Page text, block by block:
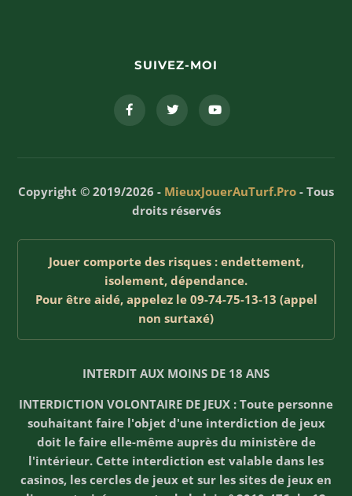
SUIVEZ-MOI
Copyright © 2019/2026 - MieuxJouerAuTurf.Pro - Tous
droits réservés
Jouer comporte des risques : endettement,
isolement, dépendance.
Pour être aidé, appelez le 09-74-75-13-13 (appel
non surtaxé)
INTERDIT AUX MOINS DE 18 ANS
INTERDICTION VOLONTAIRE DE JEUX : Toute personne
souhaitant faire l'objet d'une interdiction de jeux
doit le faire elle-même auprès du ministère de
l'intérieur. Cette interdiction est valable dans les
casinos, les cercles de jeux et sur les sites de jeux en